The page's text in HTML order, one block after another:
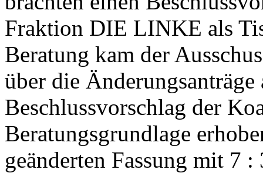
Fraktion DIE LINKE als
Beratung kam der
über die Änderungsanträge
Beschlussvorschlag der
Beratungsgrundlage
geänderten Fassung mit 7